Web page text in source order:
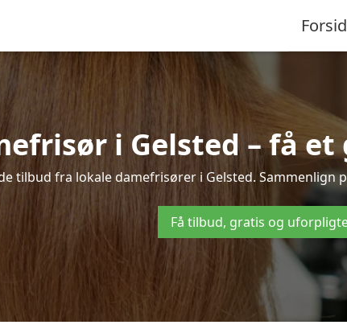
i Gelsted – få
tilbud fra lokale damefrisører i Gelsted.
Få tilbud, gratis og